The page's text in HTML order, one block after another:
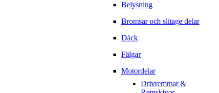
Belysning
Bromsar och slitage delar
Däck
Fälgar
Motordelar
Drivremmar &